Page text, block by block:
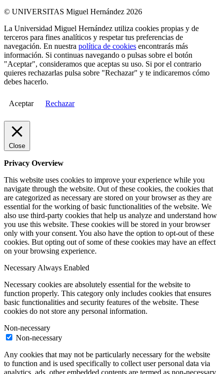
© UNIVERSITAS Miguel Hernández 2026
La Universidad Miguel Hernández utiliza cookies propias y de
terceros para fines analíticos y respetar tus preferencias de
navegación. En nuestra política de cookies encontrarás más
información. Si continuas navegando o pulsas sobre el botón
"Aceptar", consideramos que aceptas su uso. Si por el contrario
quieres rechazarlas pulsa sobre "Rechazar" y te indicaremos cómo
debes hacerlo.
Aceptar Rechazar
Close
Privacy Overview
This website uses cookies to improve your experience while you
navigate through the website. Out of these cookies, the cookies that
are categorized as necessary are stored on your browser as they are
essential for the working of basic functionalities of the website. We
also use third-party cookies that help us analyze and understand how
you use this website. These cookies will be stored in your browser
only with your consent. You also have the option to opt-out of these
cookies. But opting out of some of these cookies may have an effect
on your browsing experience.
NecessaryAlways Enabled
Necessary cookies are absolutely essential for the website to
function properly. This category only includes cookies that ensures
basic functionalities and security features of the website. These
cookies do not store any personal information.
Non-necessary
Non-necessary
Any cookies that may not be particularly necessary for the website
to function and is used specifically to collect user personal data via